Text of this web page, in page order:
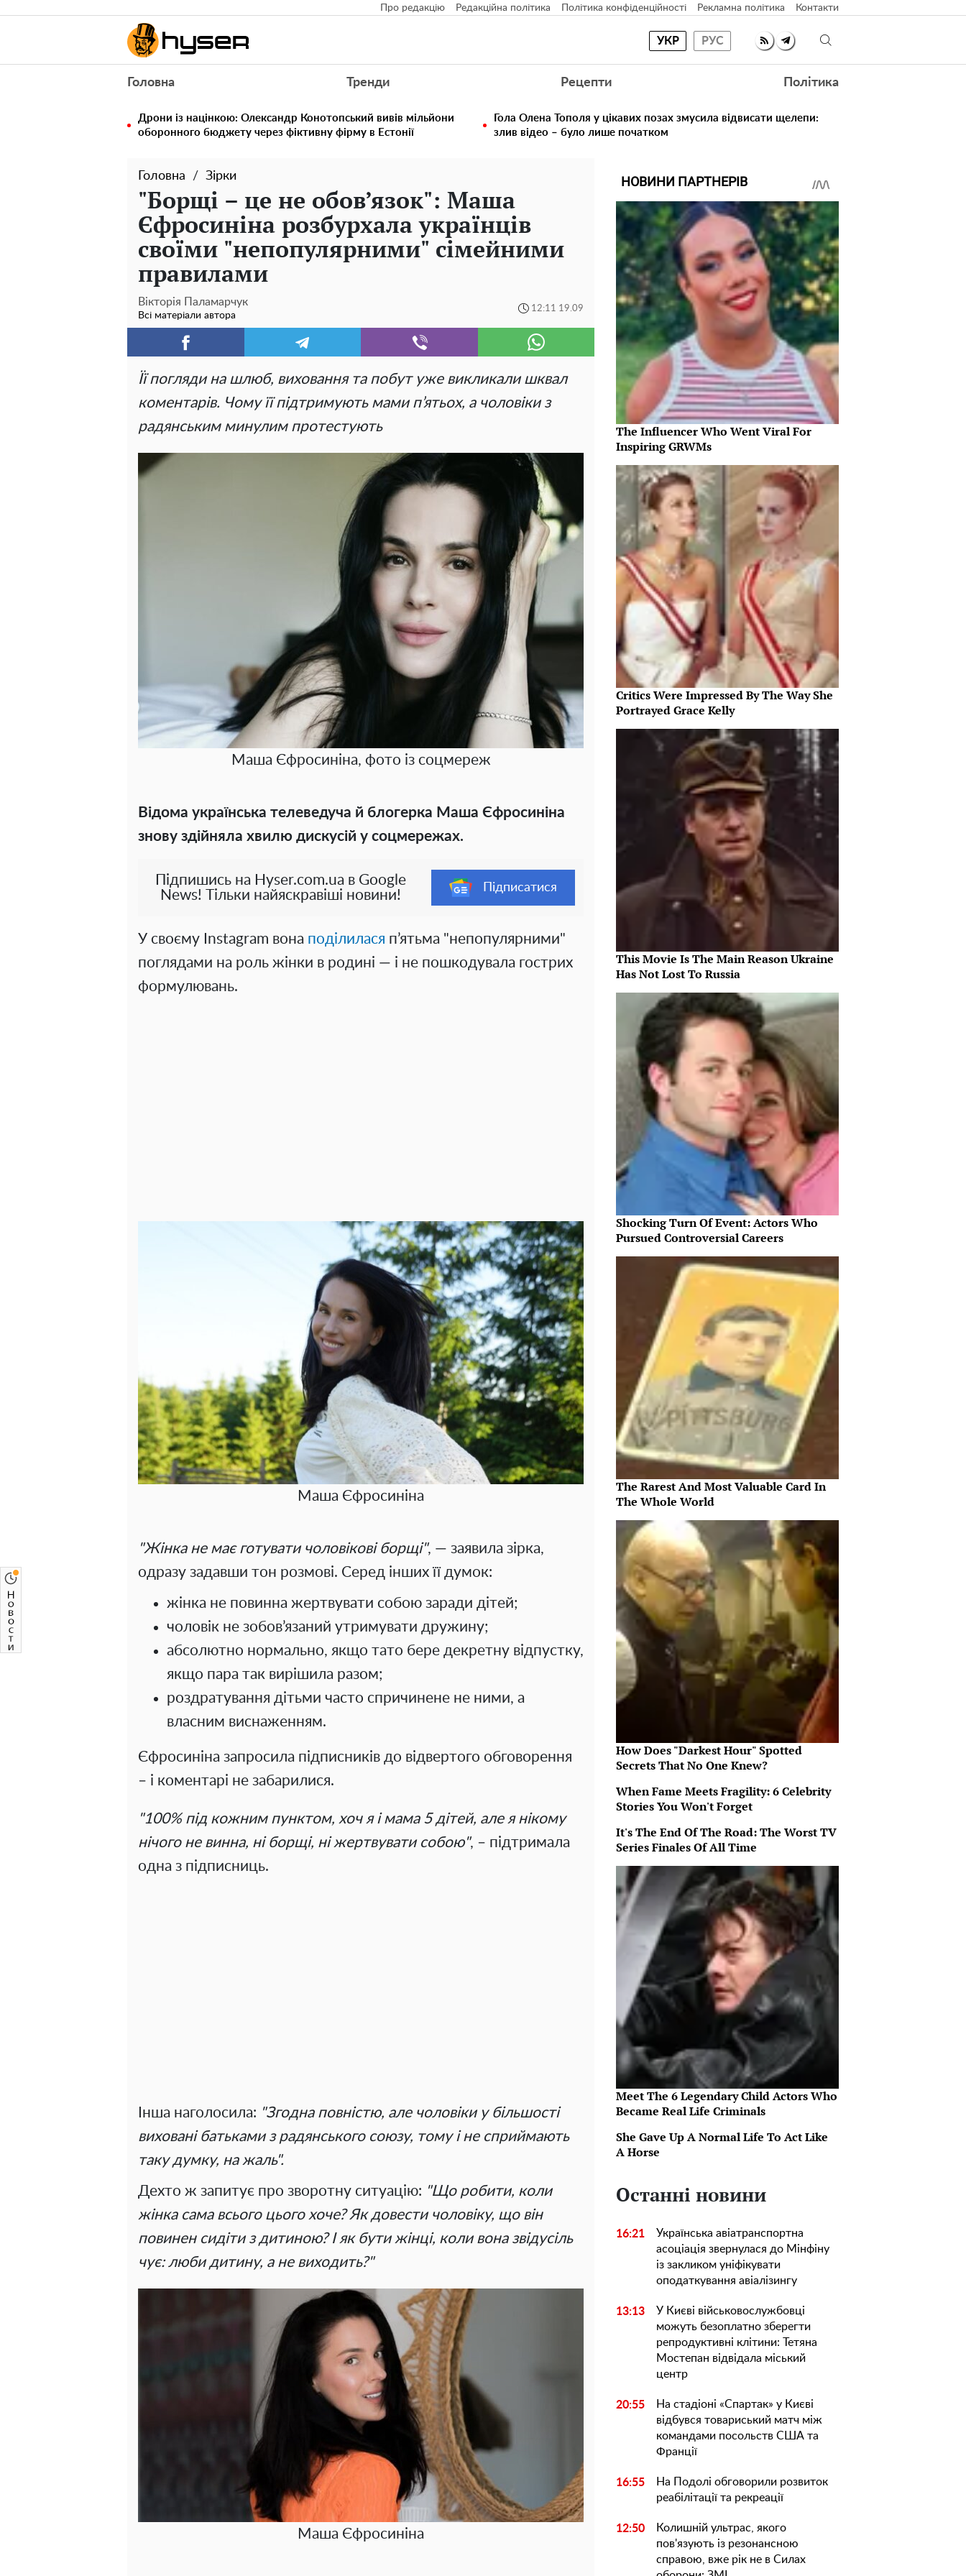
Про редакцію Редакційна політика Політика конфіденційності Рекламна політика Контакти
УКР РУС
Головна Тренди Рецепти Політика
Дрони із націнкою: Олександр Конотопський вивів мільйони
оборонного бюджету через фіктивну фірму в Естонії
Гола Олена Тополя у цікавих позах змусила відвисати щелепи:
злив відео – було лише початком
Головна Зірки
"Борщі – це не обов’язок": Маша
Єфросиніна розбурхала українців
своїми "непопулярними" сімейними
правилами
Вікторія Паламарчук
Всі матеріали автора
12:11 19.09
Її погляди на шлюб, виховання та побут уже викликали шквал
коментарів. Чому її підтримують мами п’ятьох, а чоловіки з
радянським минулим протестують
Маша Єфросиніна, фото із соцмереж
Відома українська телеведуча й блогерка Маша Єфросиніна
знову здійняла хвилю дискусій у соцмережах.
Підпишись на Hyser.com.ua в Google
News! Тільки найяскравіші новини!
Підписатися
У своєму Instagram вона поділилася п’ятьма "непопулярними"
поглядами на роль жінки в родині — і не пошкодувала гострих
формулювань.
Маша Єфросиніна
"Жінка не має готувати чоловікові борщі", — заявила зірка,
одразу задавши тон розмові. Серед інших її думок:
жінка не повинна жертвувати собою заради дітей;
чоловік не зобов’язаний утримувати дружину;
абсолютно нормально, якщо тато бере декретну відпустку,
якщо пара так вирішила разом;
роздратування дітьми часто спричинене не ними, а
власним виснаженням.
Єфросиніна запросила підписників до відвертого обговорення
– і коментарі не забарилися.
"100% під кожним пунктом, хоч я і мама 5 дітей, але я нікому
нічого не винна, ні борщі, ні жертвувати собою", – підтримала
одна з підписниць.
Інша наголосила: "Згодна повністю, але чоловіки у більшості
виховані батьками з радянського союзу, тому і не сприймають
таку думку, на жаль".
Дехто ж запитує про зворотну ситуацію: "Що робити, коли
жінка сама всього цього хоче? Як довести чоловіку, що він
повинен сидіти з дитиною? І як бути жінці, коли вона звідусіль
чує: люби дитину, а не виходить?"
Маша Єфросиніна
НОВИНИ ПАРТНЕРІВ
The Influencer Who Went Viral For
Inspiring GRWMs
Critics Were Impressed By The Way She
Portrayed Grace Kelly
This Movie Is The Main Reason Ukraine
Has Not Lost To Russia
Shocking Turn Of Event: Actors Who
Pursued Controversial Careers
The Rarest And Most Valuable Card In
The Whole World
How Does "Darkest Hour" Spotted
Secrets That No One Knew?
When Fame Meets Fragility: 6 Celebrity
Stories You Won't Forget
It's The End Of The Road: The Worst TV
Series Finales Of All Time
Meet The 6 Legendary Child Actors Who
Became Real Life Criminals
She Gave Up A Normal Life To Act Like
A Horse
Останні новини
16:21
Українська авіатранспортна
асоціація звернулася до Мінфіну
із закликом уніфікувати
оподаткування авіалізингу
13:13
У Києві військовослужбовці
можуть безоплатно зберегти
репродуктивні клітини: Тетяна
Мостепан відвідала міський
центр
20:55
На стадіоні «Спартак» у Києві
відбувся товариський матч між
командами посольств США та
Франції
16:55
На Подолі обговорили розвиток
реабілітації та рекреації
12:50
Колишній ультрас, якого
пов'язують із резонансною
справою, вже рік не в Силах